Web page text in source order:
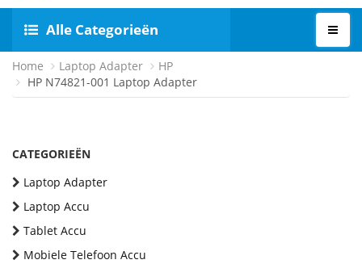
Alle Categorieën
Home Laptop Adapter
HP
HP N74821-001 Laptop Adapter
CATEGORIEËN
Laptop Adapter
Laptop Accu
Tablet Accu
Mobiele Telefoon Accu